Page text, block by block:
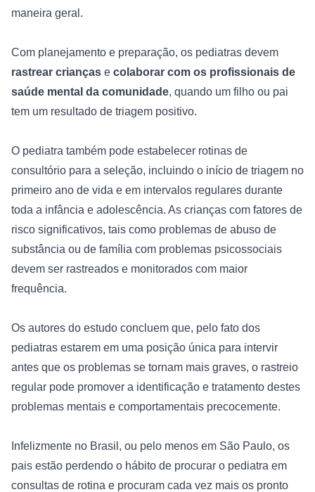
maneira geral.
rastrear crianças e colaborar com os profissionais de
saúde mental da comunidade, quando um filho ou pai
tem um resultado de triagem positivo.
O pediatra também pode estabelecer rotinas de
consultório para a seleção, incluindo o início de triagem no
primeiro ano de vida e em intervalos regulares durante
toda a infância e adolescência. As crianças com fatores de
risco significativos, tais como problemas de abuso de
substância ou de família com problemas psicossociais
devem ser rastreados e monitorados com maior
frequência.
Os autores do estudo concluem que, pelo fato dos
pediatras estarem em uma posição única para intervir
antes que os problemas se tornam mais graves, o rastreio
regular pode promover a identificação e tratamento destes
problemas mentais e comportamentais precocemente.
Infelizmente no Brasil, ou pelo menos em São Paulo, os
pais estão perdendo o hábito de procurar o pediatra em
consultas de rotina e procuram cada vez mais os pronto